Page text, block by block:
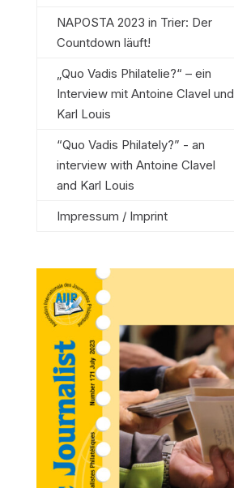
NAPOSTA 2023 in Trier: Der
Countdown läuft!
„Quo Vadis Philatelie?“ – ein
Interview mit Antoine Clavel und
Karl Louis
“Quo Vadis Philately?” - an
interview with Antoine Clavel
and Karl Louis
Impressum / Imprint